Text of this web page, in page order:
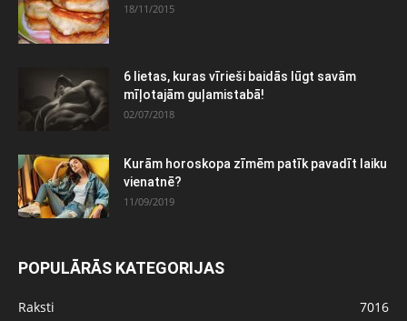
18/11/2015
6 lietas, kuras vīrieši baidās lūgt savām
mīļotajām guļamistabā!
02/07/2018
Kurām horoskopa zīmēm patīk pavadīt laiku
vienatnē?
11/09/2019
POPULĀRĀS KATEGORIJAS
Raksti
7016